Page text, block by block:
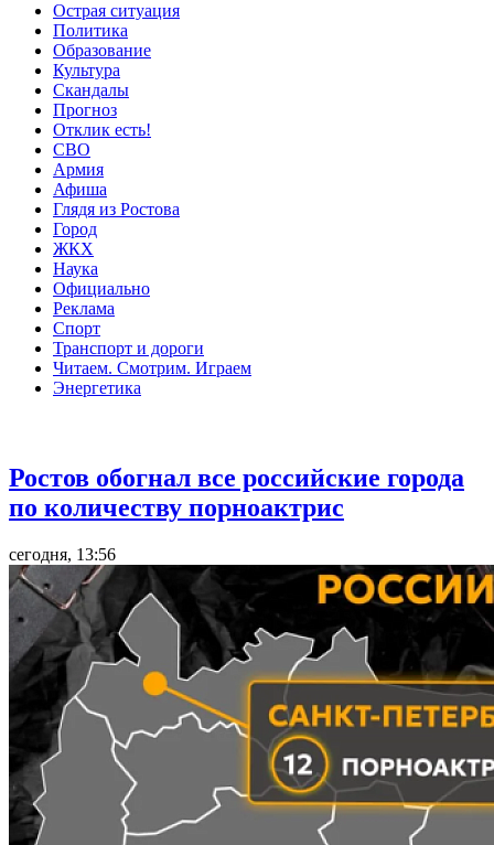
Острая ситуация
Политика
Образование
Культура
Скандалы
Прогноз
Отклик есть!
СВО
Армия
Афиша
Глядя из Ростова
Город
ЖКХ
Наука
Официально
Реклама
Спорт
Транспорт и дороги
Читаем. Смотрим. Играем
Энергетика
Ростов обогнал все российские города
по количеству порноактрис
сегодня, 13:56